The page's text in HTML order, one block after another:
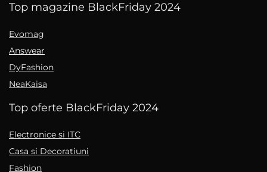
Top magazine BlackFriday 2024
Evomag
Answear
DyFashion
NeaKaisa
Top oferte BlackFriday 2024
Electronice si ITC
Casa si Decoratiuni
Fashion